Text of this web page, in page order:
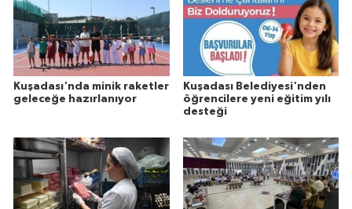
Kuşadası'nda minik raketler
geleceğe hazırlanıyor
Kuşadası Belediyesi'nden
öğrencilere yeni eğitim yılı
desteği